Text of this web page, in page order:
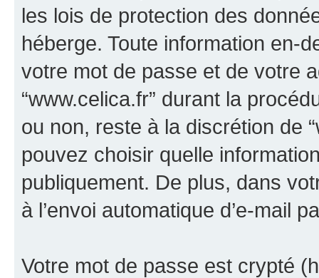
les lois de protection des
héberge. Toute information en-
votre mot de passe et de votre
“www.celica.fr” durant la
ou non, reste à la discrétion de
pouvez choisir quelle
publiquement. De plus, dans
à l’envoi automatique d’e-mail
Votre mot de passe est crypté